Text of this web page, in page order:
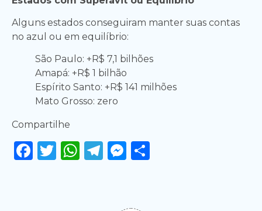
Alguns estados conseguiram manter suas contas
no azul ou em equilíbrio:
São Paulo: +R$ 7,1 bilhões
Amapá: +R$ 1 bilhão
Espírito Santo: +R$ 141 milhões
Mato Grosso: zero
Compartilhe
Facebook
Twitter
WhatsApp
Telegram
Messenger